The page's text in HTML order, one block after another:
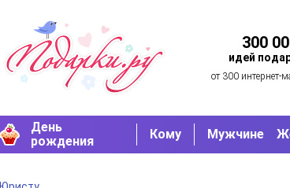
300
идей
от 300 интернет-
День
рождения
Кому Мужчине